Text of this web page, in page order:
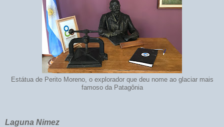
Estátua de Perito Moreno, o explorador que deu nome ao glaciar mais
famoso da Patagônia
Laguna Nimez